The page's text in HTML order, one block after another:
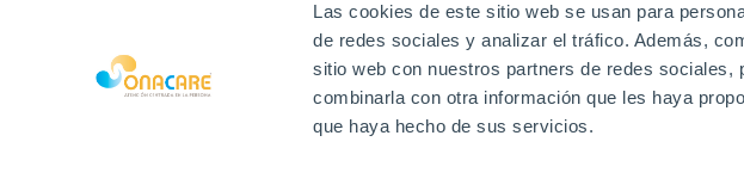
Las cookies de este sitio web se usan para
de redes sociales y analizar el tráfico. Además,
sitio web con nuestros partners de redes sociales,
combinarla con otra información que les haya
que haya hecho de sus servicios.
Contacto Canal de
Aviso Legal